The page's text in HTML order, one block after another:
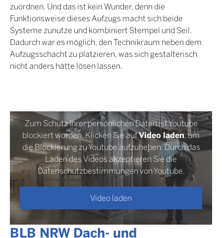
zuordnen. Und das ist kein Wunder, denn die
Funktionsweise dieses Aufzugs macht sich beide
Systeme zunutze und kombiniert Stempel und Seil.
Dadurch war es möglich, den Technikraum neben dem
Aufzugsschacht zu platzieren, was sich gestalterisch
nicht anders hätte lösen lassen.
Zum Schutz Ihrer persönlichen Daten ist Youtube
blockiert worden. Klicken Sie aufVideo laden, um
die Blockierung zu Youtube aufzuheben. Durch das
Laden des Videos akzeptieren Sie die
Datenschutzbestimmungen von Youtube.
Video laden
BLB NRW Dach- und